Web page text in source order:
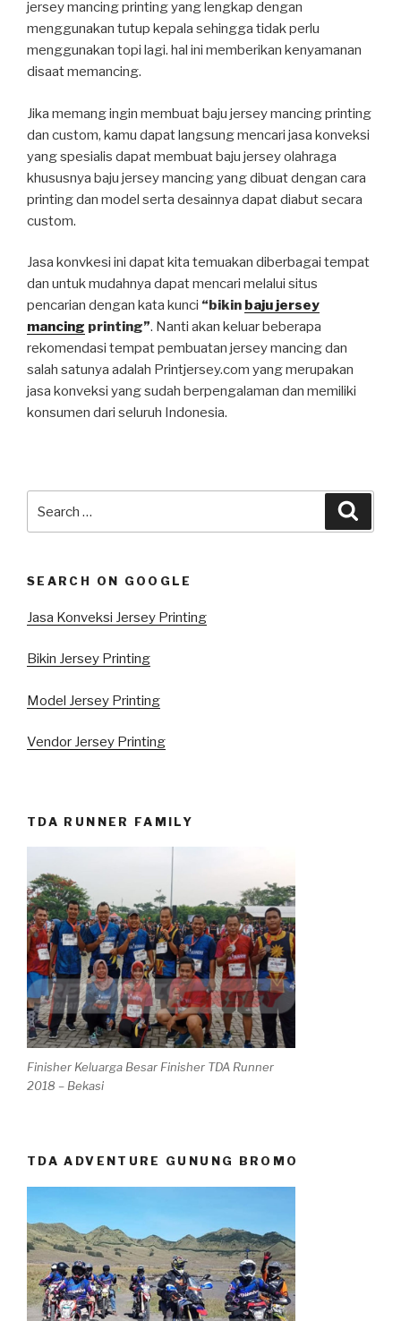
jersey mancing printing yang lengkap dengan
menggunakan tutup kepala sehingga tidak perlu
menggunakan topi lagi. hal ini memberikan kenyamanan
disaat memancing.
Jika memang ingin membuat baju jersey mancing printing
dan custom, kamu dapat langsung mencari jasa konveksi
yang spesialis dapat membuat baju jersey olahraga
khususnya baju jersey mancing yang dibuat dengan cara
printing dan model serta desainnya dapat diabut secara
custom.
Jasa konvkesi ini dapat kita temuakan diberbagai tempat
dan untuk mudahnya dapat mencari melalui situs
pencarian dengan kata kunci “bikin baju jersey
mancing printing”. Nanti akan keluar beberapa
rekomendasi tempat pembuatan jersey mancing dan
salah satunya adalah Printjersey.com yang merupakan
jasa konveksi yang sudah berpengalaman dan memiliki
konsumen dari seluruh Indonesia.
SEARCH ON GOOGLE
Jasa Konveksi Jersey Printing
Bikin Jersey Printing
Model Jersey Printing
Vendor Jersey Printing
TDA RUNNER FAMILY
Finisher Keluarga Besar Finisher TDA Runner
2018 – Bekasi
TDA ADVENTURE GUNUNG BROMO